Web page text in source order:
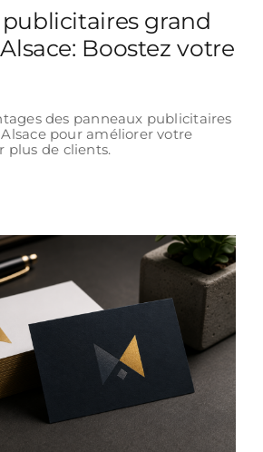
grand
Boostez votre
des panneaux publicitaires
pour améliorer votre
plus de clients.